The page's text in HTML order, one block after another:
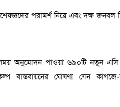
পরামর্শ নিয়ে এবং দক্ষ জনবল
সময় অনুমোদন পাওয়া ৬৯০টি নতুন
বাস্তবায়নের ঘোষণা যেন